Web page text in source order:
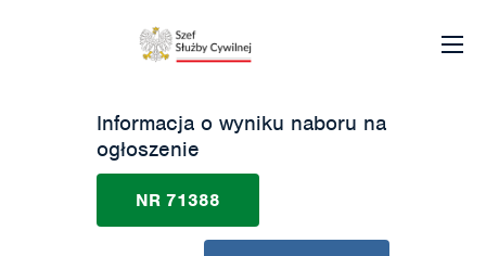
Informacja o wyniku naboru na
ogłoszenie
NR 71388